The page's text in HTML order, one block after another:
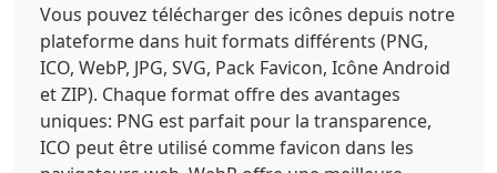
Vous pouvez télécharger des icônes depuis notre
plateforme dans huit formats différents (PNG,
ICO, WebP, JPG, SVG, Pack Favicon, Icône Android
et ZIP). Chaque format offre des avantages
uniques: PNG est parfait pour la transparence,
ICO peut être utilisé comme favicon dans les